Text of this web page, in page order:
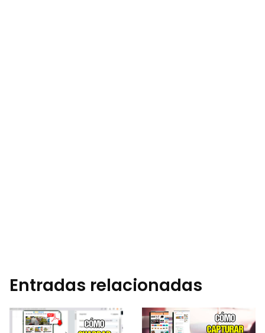
Entradas relacionadas